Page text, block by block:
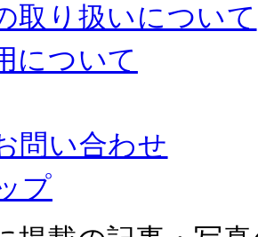
取り扱いについて
について
問い合わせ
プ